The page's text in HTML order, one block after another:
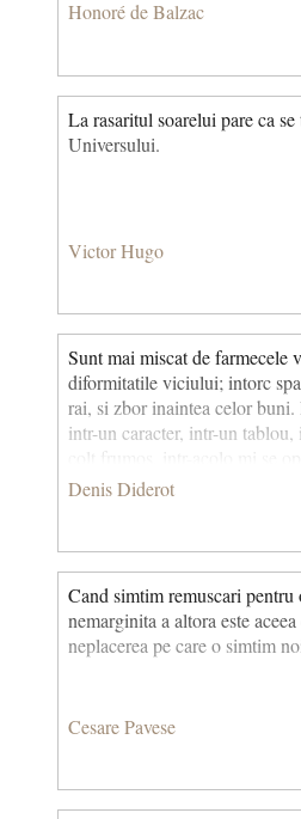
Honoré de Balzac
La rasaritul soarelui pare ca se
Universului.
Victor Hugo
Sunt mai miscat de farmecele
diformitatile viciului; intorc
rai, si zbor inaintea celor buni.
intr-un caracter, intr-un tablou,
colt frumos, intr-acolo mi se
decat lucrul acela, nu-mi
Denis Diderot
Cand simtim remuscari pentru
nemarginita a altora este
neplacerea pe care o simtim
Cesare Pavese